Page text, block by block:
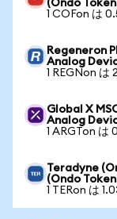
(Ondo
1 COFon は
Regeneron
Analog
1 REGNon は
Global X
Analog
1 ARGTon は
Teradyne
(Ondo
1 TERon は